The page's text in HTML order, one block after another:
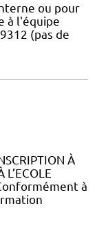
ou pour
à l'équipe
(pas de
À
L’ECOLE
à